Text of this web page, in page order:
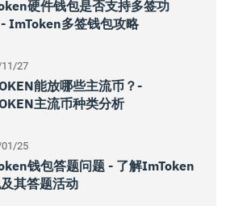
硬件钱包是否支持多签功
ImToken多签钱包攻略
27
能放哪些主流币？-
主流币种类分析
25
钱包答题问题 - 了解imToken
其答题活动